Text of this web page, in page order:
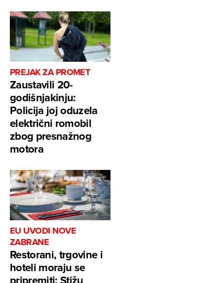
PREJAK ZA PROMET
Zaustavili 20-
godišnjakinju:
Policija joj oduzela
električni romobil
zbog presnažnog
motora
EU UVODI NOVE
ZABRANE
Restorani, trgovine i
hoteli moraju se